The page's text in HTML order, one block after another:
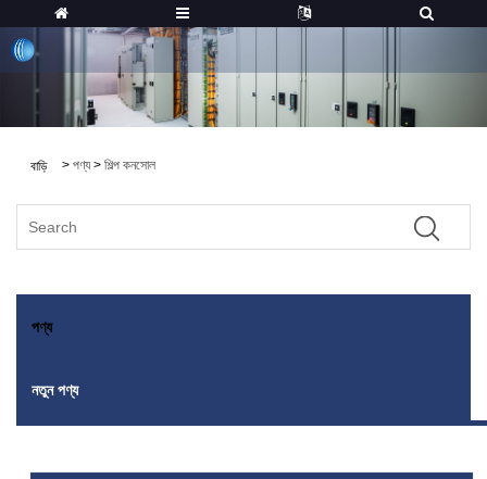
বাড়ি > পণ্য> শিল্প কনসোল
পণ্য
নতুন পণ্য